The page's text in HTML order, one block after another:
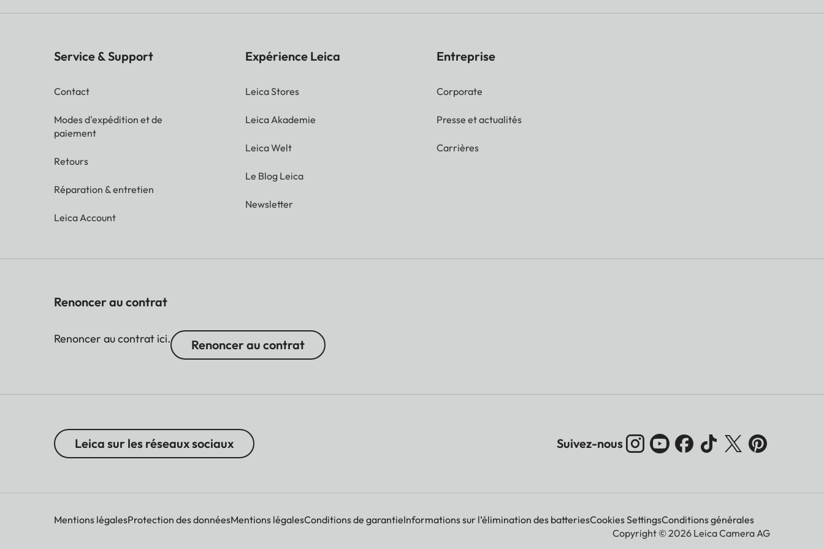
Service & Support
Contact
Modes d'expédition et de
paiement
Retours
Réparation & entretien
Leica Account
Expérience Leica
Leica Stores
Leica Akademie
Leica Welt
Le Blog Leica
Newsletter
Entreprise
Corporate
Presse et actualités
Carrières
Renoncer au contrat
Renoncer au contrat ici. Renoncer au contrat
Leica sur les réseaux sociaux Suivez-nous
Mentions légalesProtection des donnéesMentions légalesConditions de garantieInformations sur l’élimination des batteriesCookies SettingsConditions générales
Copyright © 2026 Leica Camera AG